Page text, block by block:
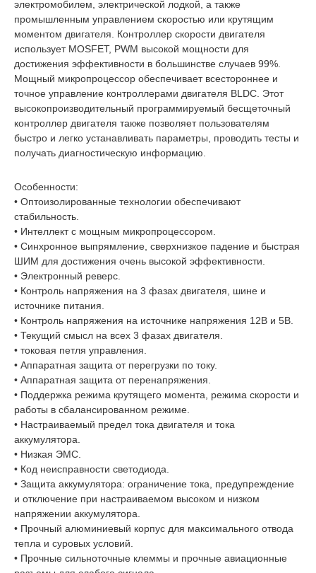
электромобилем, электрической лодкой, а также
промышленным управлением скоростью или крутящим
моментом двигателя. Контроллер скорости двигателя
использует MOSFET, PWM высокой мощности для
достижения эффективности в большинстве случаев 99%.
Мощный микропроцессор обеспечивает всестороннее и
точное управление контроллерами двигателя BLDC. Этот
высокопроизводительный программируемый бесщеточный
контроллер двигателя также позволяет пользователям
быстро и легко устанавливать параметры, проводить тесты и
получать диагностическую информацию.
Особенности:
• Оптоизолированные технологии обеспечивают
стабильность.
• Интеллект с мощным микропроцессором.
• Синхронное выпрямление, сверхнизкое падение и быстрая
ШИМ для достижения очень высокой эффективности.
• Электронный реверс.
• Контроль напряжения на 3 фазах двигателя, шине и
источнике питания.
• Контроль напряжения на источнике напряжения 12В и 5В.
• Текущий смысл на всех 3 фазах двигателя.
• токовая петля управления.
• Аппаратная защита от перегрузки по току.
• Аппаратная защита от перенапряжения.
• Поддержка режима крутящего момента, режима скорости и
работы в сбалансированном режиме.
• Настраиваемый предел тока двигателя и тока
аккумулятора.
• Низкая ЭМС.
• Код неисправности светодиода.
• Защита аккумулятора: ограничение тока, предупреждение
и отключение при настраиваемом высоком и низком
напряжении аккумулятора.
• Прочный алюминиевый корпус для максимального отвода
тепла и суровых условий.
• Прочные сильноточные клеммы и прочные авиационные